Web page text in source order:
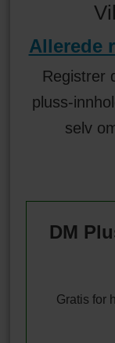
Allerede
Registrer
pluss-
selv
DM
Gratis for